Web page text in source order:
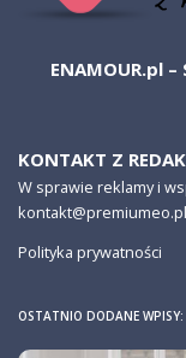
ENAMOUR.pl
KONTAKT Z
W sprawie reklamy i
kontakt@premiumeo.pl
Polityka prywatności
OSTATNIO DODANE WPISY: